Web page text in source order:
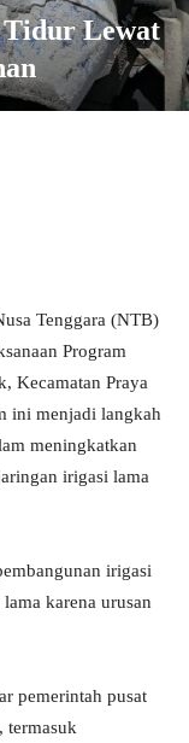
Lewat
Tenggara (NTB)
Program
Kecamatan Praya
ini menjadi langkah
meningkatkan
irigasi lama
irigasi
karena urusan
pemerintah pusat
termasuk